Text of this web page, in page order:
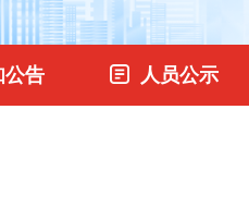
公告 人员公示